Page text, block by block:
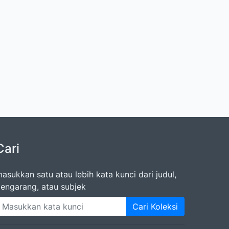
satu atau lebih kata kunci dari judul,
atau subjek
Cari Koleksi